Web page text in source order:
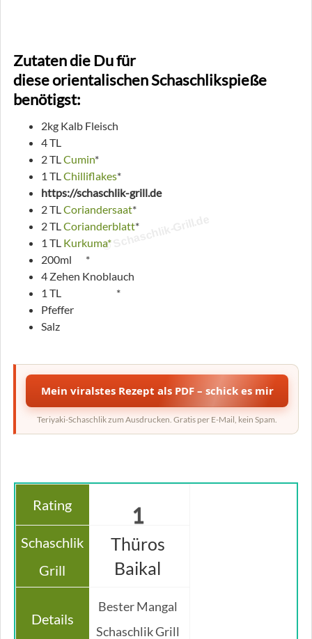
Zutaten die Du für
diese orientalischen Schaschlikspieße
benötigst:
2kg Kalb Fleisch
4 TL
2 TLCumin*
1 TLChilliflakes*
https://schaschlik-grill.de
2 TLCoriandersaat*
2 TLCorianderblatt*
1 TL Kurkuma*
200ml
*
4 Zehen Knoblauch
1 TL
*
Pfeffer
Salz
© Schaschlik-Grill.de
Mein viralstes Rezept als PDF – schick es mir
Teriyaki-Schaschlik zum Ausdrucken. Gratis per E-Mail, kein Spam.
1
Thüros
Baikal
Bester Mangal
Schaschlik Grill